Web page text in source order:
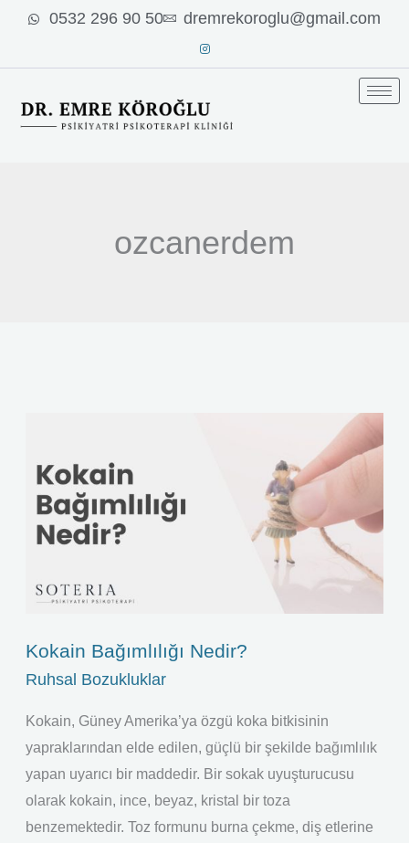
İçeriğe 0532 296 90 50 dremrekoroglu@gmail.com
ozcanerdem
Kokain Bağımlılığı Nedir?
Ruhsal Bozukluklar
Kokain, Güney Amerika’ya özgü koka bitkisinin
yapraklarından elde edilen, güçlü bir şekilde bağımlılık
yapan uyarıcı bir maddedir. Bir sokak uyuşturucusu
olarak kokain, ince, beyaz, kristal bir toza
benzemektedir. Toz formunu burna çekme, diş etlerine
Nedir?